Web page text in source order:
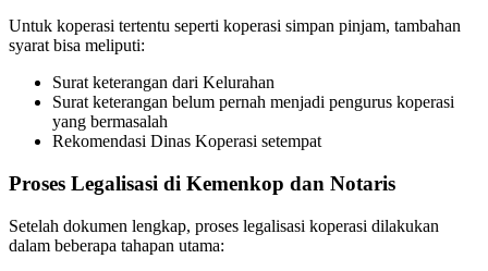
Untuk koperasi tertentu seperti koperasi simpan pinjam, tambahan
syarat bisa meliputi:
Surat keterangan dari Kelurahan
Surat keterangan belum pernah menjadi pengurus koperasi
yang bermasalah
Rekomendasi Dinas Koperasi setempat
Proses Legalisasi di Kemenkop dan Notaris
Setelah dokumen lengkap, proses legalisasi koperasi dilakukan
dalam beberapa tahapan utama: